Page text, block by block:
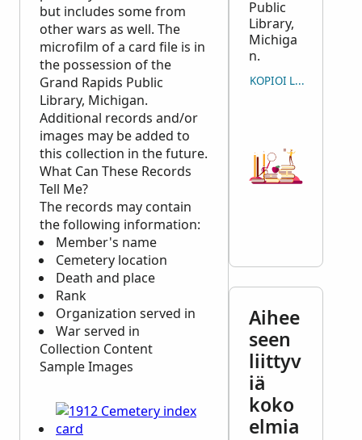
but includes some from
other wars as well. The
microfilm of a card file is in
the possession of the
Grand Rapids Public
Library, Michigan.
Additional records and/or
images may be added to
this collection in the future.
What Can These Records
Tell Me?
The records may contain
the following information:
Member's name
Cemetery location
Death and place
Rank
Organization served in
War served in
Collection Content
Sample Images
Public
Library,
Michiga
n.
KOPIOI LAINAUS
Aihee
seen
liittyv
iä
koko
elmia